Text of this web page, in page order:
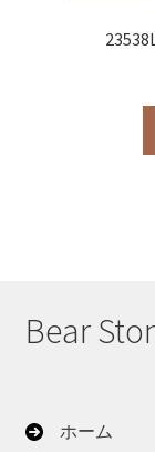
Bear
ホーム